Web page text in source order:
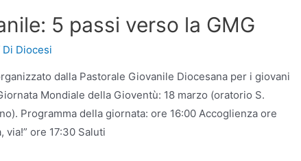
5 passi verso la GMG
Di Diocesi
dalla Pastorale Giovanile Diocesana per i giovani
Mondiale della Gioventù: 18 marzo (oratorio S.
Programma della giornata: ore 16:00 Accoglienza ore
via!” ore 17:30 Saluti